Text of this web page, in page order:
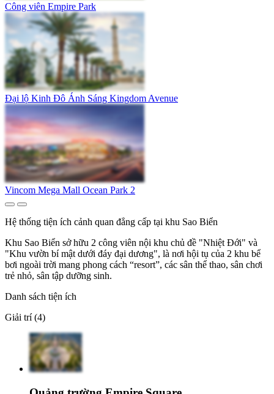
Công viên Empire Park
Đại lộ Kinh Đô Ánh Sáng Kingdom Avenue
Vincom Mega Mall Ocean Park 2
Hệ thống tiện ích cảnh quan đẳng cấp tại khu Sao Biển
Khu Sao Biển sở hữu 2 công viên nội khu chủ đề "Nhiệt Đới" và
"Khu vườn bí mật dưới đáy đại dương", là nơi hội tụ của 2 khu bể
bơi ngoài trời mang phong cách “resort”, các sân thể thao, sân chơi
trẻ nhỏ, sân tập dưỡng sinh.
Danh sách tiện ích
Giải trí (4)